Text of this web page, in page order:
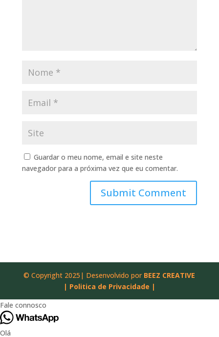
Guardar o meu nome, email e site neste
navegador para a próxima vez que eu comentar.
© Copyright 2025| Desenvolvido por BEEZ CREATIVE
| Politica de Privacidade |
Fale connosco
Olá